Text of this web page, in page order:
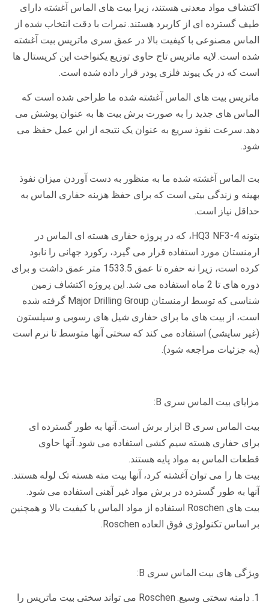
اکتشاف مواد معدنی هستند، زیرا بیت های الماس آغشته دارای
طیف گسترده ای از کاربرد هستند. نمرات با دقت انتخاب شده از
الماس مصنوعی با کیفیت بالا در عمق سری ماتریس بیت آغشته
شده است. لایه ماتریس تاج حاوی توزیع یکنواخت این کریستال ها
است که در یک پیوند فلزی پودر قرار داده شده است.
ماتریس بیت های الماس آغشته شده ما طراحی شده است که
الماس های جدید را به صورت برش بیت ها به عنوان پوشش می
دهد. سرعت نفوذ سریع به عنوان یک نتیجه از این عمل حفظ می
شود.
بت الماس آغشته شده ما به منظور به دست آوردن میزان نفوذ
بهینه و زندگی بیتی است که برای حفظ هزینه حفاری الماس به
حداقل نیاز است.
بتونه HQ3 NF3-4، که در پروژه حفاری هسته ای الماس در
ارمنستان مورد استفاده قرار می گیرد، رکورد جهانی را نابود
کرده است، زیرا نه حفره تا عمق 1533.5 متر عمق داشت و برای
دوره های تا 2 ماه استفاده می شد.
این پروژه اکتشاف زمین
شناسی که توسط ارمنستان Major Drilling Group گرفته شده
است، از بیت های ما برای حفاری شیل های رسوبی و سیلستون
(غیر سایشی) استفاده می کند که سختی آنها متوسط ​​تا نرم است
(به جزئیات مراجعه شود).
مزایای بیت الماس سری B:
بیت الماس سری B ابزار برش است.
آنها به طور گسترده ای
برای حفاری هسته سیم کشی استفاده می شود. آنها حاوی
قطعات الماس به مواد پایه هستند.
بیت ها را می توان آغشته کرد، آنها بیت مته هسته تک لوله هستند.
آنها به طور گسترده در برش مواد غیر آهنی استفاده می شود.
بیت های Roschen استفاده از مواد الماس با کیفیت بالا و همچنین
بر اساس تکنولوژی فوق العاده Roschen.
ویژگی های بیت الماس سری B:
1. دامنه سختی وسیع.
Roschen می تواند سختی بیت ماتریس را